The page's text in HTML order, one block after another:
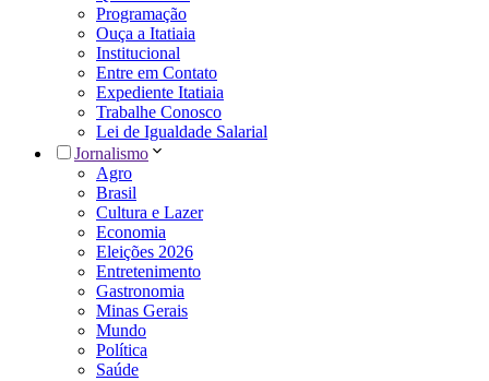
Programação
Ouça a Itatiaia
Institucional
Entre em Contato
Expediente Itatiaia
Trabalhe Conosco
Lei de Igualdade Salarial
Jornalismo
Agro
Brasil
Cultura e Lazer
Economia
Eleições 2026
Entretenimento
Gastronomia
Minas Gerais
Mundo
Política
Saúde